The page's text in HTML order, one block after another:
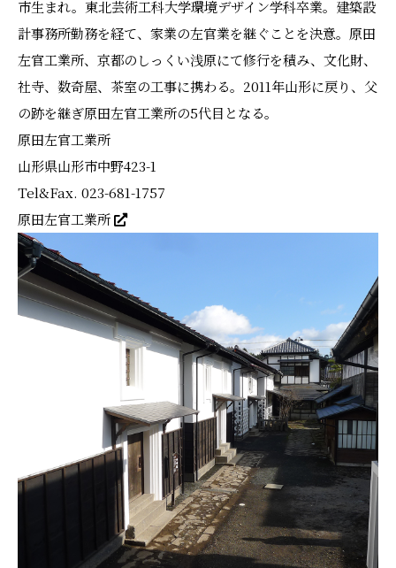
市生まれ。東北芸術工科大学環境デザイン学科卒業。建築設
計事務所勤務を経て、家業の左官業を継ぐことを決意。原田
左官工業所、京都のしっくい浅原にて修行を積み、文化財、
社寺、数奇屋、茶室の工事に携わる。2011年山形に戻り、父
の跡を継ぎ原田左官工業所の5代目となる。
原田左官工業所
山形県山形市中野423-1
Tel&Fax. 023-681-1757
原田左官工業所